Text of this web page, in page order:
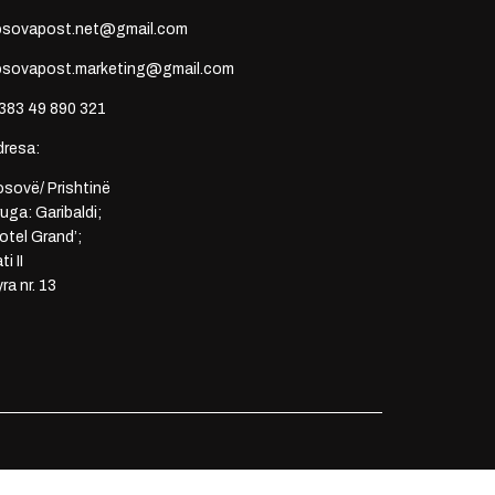
49 890 321
Prishtinë
Garibaldi;
Grand’;
II
nr. 13